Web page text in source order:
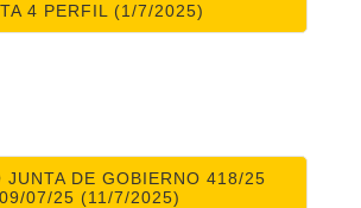
4 PERFIL (1/7/2025)
JUNTA DE GOBIERNO 418/25
09/07/25 (11/7/2025)